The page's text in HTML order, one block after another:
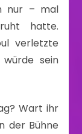
nur – mal
hatte.
verletzte
sein
Wart ihr
der Bühne